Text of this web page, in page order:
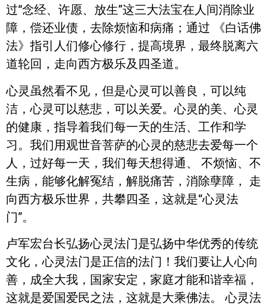
过“念经、许愿、放生”这三大法宝在人间消除业
障，偿还业债，去除烦恼和病痛；通过 《白话佛
法》指引人们修心修行，提高境界，最终脱离六
道轮回，走向西方极乐及四圣道。
心灵虽然看不见，但是心灵可以善良，可以纯
洁，心灵可以慈悲，可以关爱。心灵的美、心灵
的健康，指导着我们每一天的生活、工作和学
习。我们用观世音菩萨的心灵的慈悲去爱每一个
人，过好每一天，我们每天想得通、 不烦恼、不
生病，能够化解冤结，解脱痛苦，消除孽障， 走
向西方极乐世界，共攀四圣，这就是“心灵法
门”。
卢军宏台长弘扬心灵法门是弘扬中华优秀的传统
文化，心灵法门是正信的法门！我们要让人心向
善，成全大我，国家安定，家庭才能和谐幸福，
这就是爱国爱民之法，这就是大乘佛法。 心灵法